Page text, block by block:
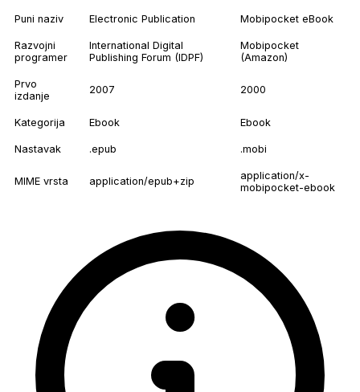
Puni naziv Electronic Publication Mobipocket eBook
Razvojni
programer
International Digital
Publishing Forum (IDPF)
Mobipocket
(Amazon)
Prvo
izdanje
2007 2000
Kategorija Ebook Ebook
Nastavak .epub .mobi
MIME vrsta application/epub+zip
application/x-
mobipocket-ebook